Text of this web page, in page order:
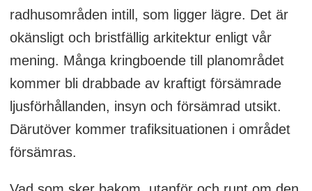
radhusområden intill, som ligger lägre. Det är
okänsligt och bristfällig arkitektur enligt vår
mening. Många kringboende till planområdet
kommer bli drabbade av kraftigt försämrade
ljusförhållanden, insyn och försämrad utsikt.
Därutöver kommer trafiksituationen i området
försämras.